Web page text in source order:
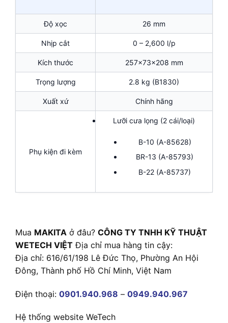
Độ xọc 26 mm
Nhịp cắt 0 – 2,600 l/p
Kích thước 257x73x208 mm
Trọng lượng 2.8 kg (B1830)
Xuất xứ Chính hãng
Phụ kiện đi kèm
Lưỡi cưa lọng (2 cái/loại)
B-10 (A-85628)
BR-13 (A-85793)
B-22 (A-85737)
Mua MAKITA ở đâu? CÔNG TY TNHH KỸ THUẬT
WETECH VIỆT Địa chỉ mua hàng tin cậy:
Địa chỉ: 616/61/198 Lê Đức Thọ, Phường An Hội
Đông, Thành phố Hồ Chí Minh, Việt Nam
Điện thoại: 0901.940.968 – 0949.940.967
Hệ thống website WeTech